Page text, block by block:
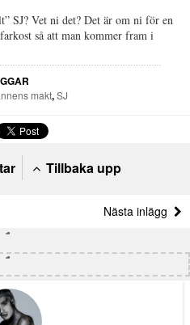
SJ? Vet ni det? Det är om ni för en
så att man kommer fram i
makt,SJ
Tillbaka upp
Nästa inlägg